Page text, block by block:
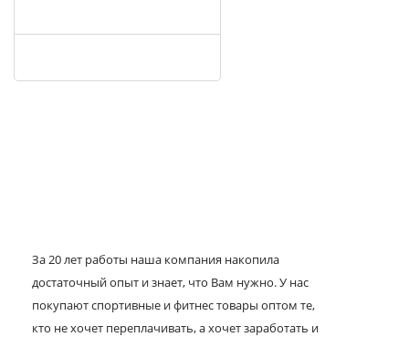
За 20 лет работы наша компания накопила
достаточный опыт и знает, что Вам нужно. У нас
покупают спортивные и фитнес товары оптом те,
кто не хочет переплачивать, а хочет заработать и